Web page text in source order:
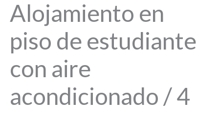
Alojamiento en
piso de estudiante
con aire
acondicionado / 4